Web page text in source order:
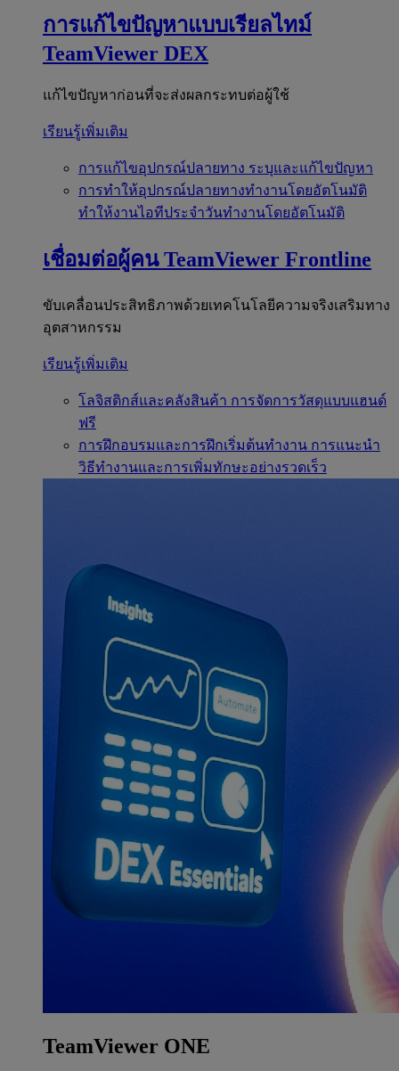
การแก้ไขปัญหาแบบเรียลไทม์
TeamViewer DEX
แก้ไขปัญหาก่อนที่จะส่งผลกระทบต่อผู้ใช้
เรียนรู้เพิ่มเติม
การแก้ไขอุปกรณ์ปลายทาง ระบุและแก้ไขปัญหา
การทำให้อุปกรณ์ปลายทางทำงานโดยอัตโนมัติ
ทำให้งานไอทีประจำวันทำงานโดยอัตโนมัติ
เชื่อมต่อผู้คน TeamViewer Frontline
ขับเคลื่อนประสิทธิภาพด้วยเทคโนโลยีความจริงเสริมทาง
อุตสาหกรรม
เรียนรู้เพิ่มเติม
โลจิสติกส์และคลังสินค้า การจัดการวัสดุแบบแฮนด์
ฟรี
การฝึกอบรมและการฝึกเริ่มต้นทำงาน การแนะนำ
วิธีทำงานและการเพิ่มทักษะอย่างรวดเร็ว
TeamViewer ONE